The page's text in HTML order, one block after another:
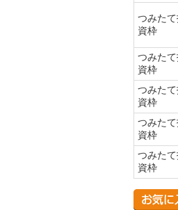
つみた
資枠
つみた
資枠
つみた
資枠
つみた
資枠
つみた
資枠